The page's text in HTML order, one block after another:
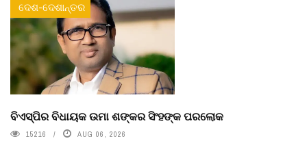
ଦେଶ-ଦେଶାନ୍ତର
ବିଏସ୍‌ପିର ବିଧାୟକ ଉମା ଶଙ୍କର ସିଂହଙ୍କ ପରଲୋକ
15216 AUG 06, 2026